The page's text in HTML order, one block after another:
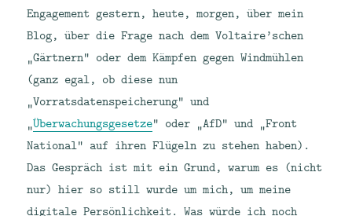
Engagement gestern, heute, morgen, über mein
Blog, über die Frage nach dem Voltaire’schen
„Gärtnern“ oder dem Kämpfen gegen Windmühlen
(ganz egal, ob diese nun
„Vorratsdatenspeicherung“ und
„Überwachungsgesetze“ oder „AfD“ und „Front
National“ auf ihren Flügeln zu stehen haben).
Das Gespräch ist mit ein Grund, warum es (nicht
nur) hier so still wurde um mich, um meine
digitale Persönlichkeit. Was würde ich noch